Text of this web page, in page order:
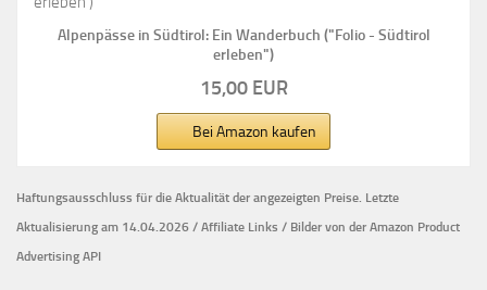
Alpenpässe in Südtirol: Ein Wanderbuch ("Folio - Südtirol
erleben")
15,00 EUR
Bei Amazon kaufen
Haftungsausschluss für die Aktualität der angezeigten Preise. Letzte
Aktualisierung am 14.04.2026 / Affiliate Links / Bilder von der Amazon Product
Advertising API